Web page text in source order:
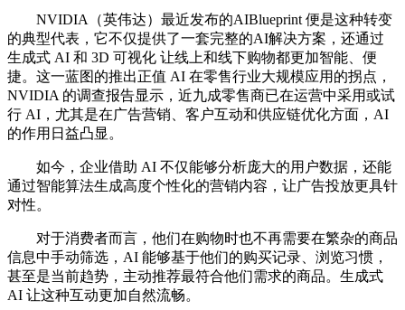
NVIDIA（英伟达）最近发布的AIBlueprint 便是这种转变
的典型代表，它不仅提供了一套完整的AI解决方案，还通过
生成式 AI 和 3D 可视化 让线上和线下购物都更加智能、便
捷。这一蓝图的推出正值 AI 在零售行业大规模应用的拐点，
NVIDIA 的调查报告显示，近九成零售商已在运营中采用或试
行 AI，尤其是在广告营销、客户互动和供应链优化方面，AI
的作用日益凸显。
如今，企业借助 AI 不仅能够分析庞大的用户数据，还能
通过智能算法生成高度个性化的营销内容，让广告投放更具针
对性。
对于消费者而言，他们在购物时也不再需要在繁杂的商品
信息中手动筛选，AI 能够基于他们的购买记录、浏览习惯，
甚至是当前趋势，主动推荐最符合他们需求的商品。生成式
AI 让这种互动更加自然流畅。